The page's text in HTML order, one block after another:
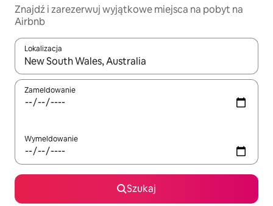
Znajdź i zarezerwuj wyjątkowe miejsca na pobyt na
Airbnb
Lokalizacja
Gdy wyniki będą dostępne, możesz poruszać się po nich za
Zameldowanie
Wymeldowanie
Szukaj